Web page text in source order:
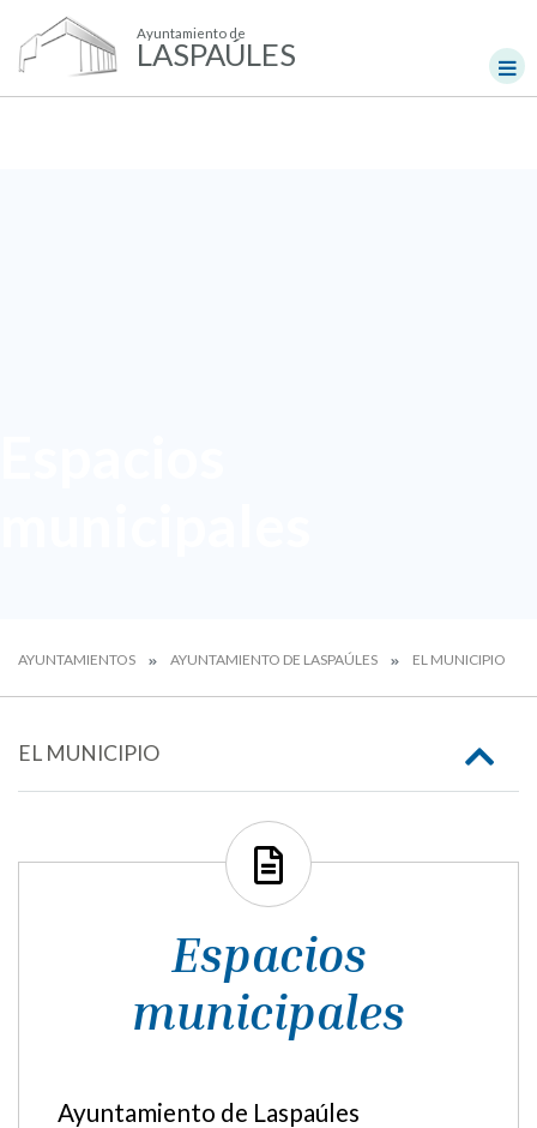
Ayuntamiento de
LASPAÚLES
AYUNTAMIENTOS AYUNTAMIENTO DE LASPAÚLES EL MUNICIPIO
EL MUNICIPIO
Espacios
municipales
Ayuntamiento de Laspaúles